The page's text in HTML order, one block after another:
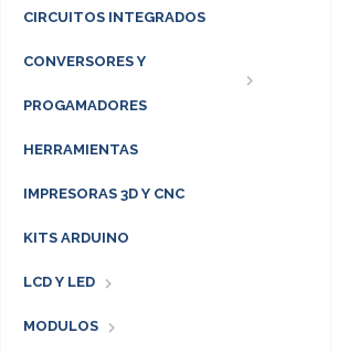
CIRCUITOS INTEGRADOS
CONVERSORES Y
PROGAMADORES
HERRAMIENTAS
IMPRESORAS 3D Y CNC
KITS ARDUINO
LCD Y LED
MODULOS